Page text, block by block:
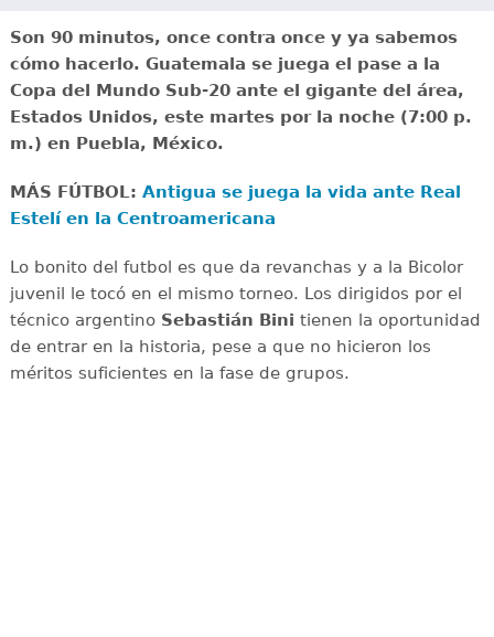
Son 90 minutos, once contra once y ya sabemos
cómo hacerlo. Guatemala se juega el pase a la
Copa del Mundo Sub-20 ante el gigante del área,
Estados Unidos, este martes por la noche (7:00 p.
m.) en Puebla, México.
MÁS FÚTBOL: Antigua se juega la vida ante Real
Estelí en la Centroamericana
Lo bonito del futbol es que da revanchas y a la Bicolor
juvenil le tocó en el mismo torneo. Los dirigidos por el
técnico argentino Sebastián Bini tienen la oportunidad
de entrar en la historia, pese a que no hicieron los
méritos suficientes en la fase de grupos.